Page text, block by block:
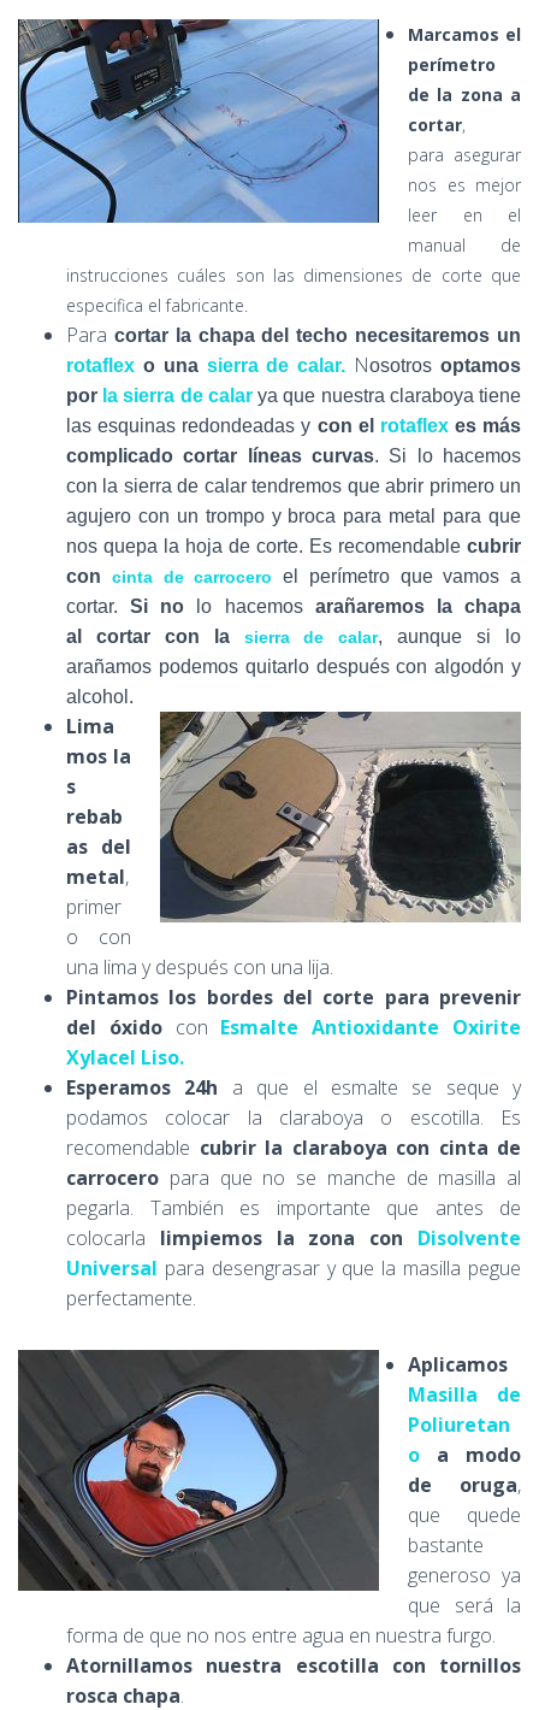
Marcamos el
perímetro
de la zona a
cortar,
para asegurar
nos es mejor
leer en el
manual de
instrucciones cuáles son las dimensiones de corte que
especifica el fabricante.
Para cortar la chapa del techo necesitaremos un
rotaflex o una sierra de calar. Nosotrosoptamos
por la sierra de calarya que nuestra claraboya tiene
las esquinas redondeadas y con el rotaflexes más
complicado cortar líneas curvas. Si lo hacemos
con la sierra de calar tendremos que abrir primero un
agujero con un trompo y broca para metal para que
nos quepa la hoja de corte. Es recomendable cubrir
con
cinta de carrocero el perímetro que vamos a
cortar.Si no lo hacemos arañaremos la chapa
al cortar con la
sierra de calar, aunquesi lo
arañamos podemos quitarlo después con algodón y
alcohol.
Lima
mos la
s
rebab
as del
metal,
primer
o con
una lima y después con una lija.
Pintamos los bordes del corte para prevenir
del óxidocon Esmalte Antioxidante Oxirite
Xylacel Liso.
Esperamos 24h a que el esmalte se seque y
podamos colocar la claraboya o escotilla. Es
recomendable cubrir la claraboya con cinta de
carrocero para que no se manche de masilla al
pegarla. También es importante que antes de
colocarla limpiemos la zona con Disolvente
Universal para desengrasar y que la masilla pegue
perfectamente.
Aplicamos
Masilla de
Poliuretan
o a modo
de oruga,
que quede
bastante
generoso ya
que será la
forma de que no nos entre agua en nuestra furgo.
Atornillamos nuestra escotilla con tornillos
rosca chapa.